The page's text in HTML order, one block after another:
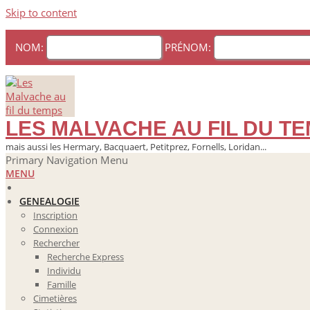
Skip to content
NOM: PRÉNOM:
LES MALVACHE AU FIL DU
mais aussi les Hermary, Bacquaert, Petitprez, Fornells, Loridan...
Primary Navigation Menu
MENU
GENEALOGIE
Inscription
Connexion
Rechercher
Recherche Express
Individu
Famille
Cimetières